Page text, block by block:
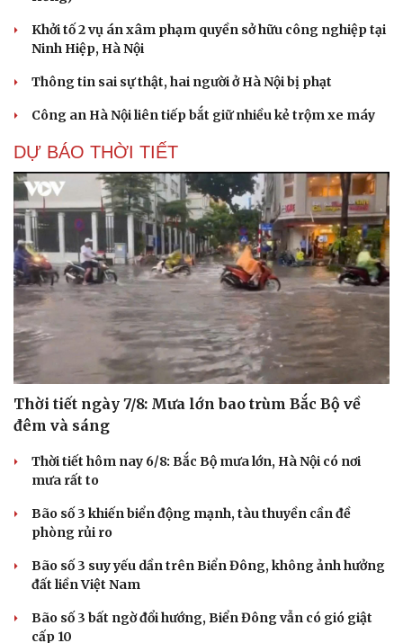
Cải chính
Khởi tố 2 vụ án xâm phạm quyền sở hữu công nghiệp tại
Ninh Hiệp, Hà Nội
Thông tin sai sự thật, hai người ở Hà Nội bị phạt
Công an Hà Nội liên tiếp bắt giữ nhiều kẻ trộm xe máy
DỰ BÁO THỜI TIẾT
Thời tiết ngày 7/8: Mưa lớn bao trùm Bắc Bộ về
đêm và sáng
Thời tiết hôm nay 6/8: Bắc Bộ mưa lớn, Hà Nội có nơi
mưa rất to
Bão số 3 khiến biển động mạnh, tàu thuyền cần đề
phòng rủi ro
Bão số 3 suy yếu dần trên Biển Đông, không ảnh hưởng
đất liền Việt Nam
Bão số 3 bất ngờ đổi hướng, Biển Đông vẫn có gió giật
cấp 10